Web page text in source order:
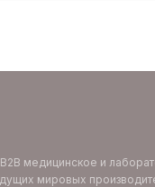
медицинское и
мировых